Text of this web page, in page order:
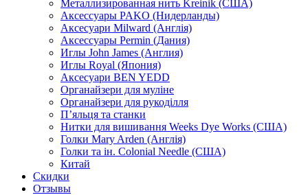
Металлизированная нить Kreinik (США)
Аксессуары PAKO (Нидерланды)
Аксесуари Milward (Англія)
Аксессуары Permin (Дания)
Иглы John James (Англия)
Иглы Royal (Япония)
Аксесуари BEN YEDD
Органайзери для муліне
Органайзери для рукоділля
П’яльця та станки
Нитки для вишивання Weeks Dye Works (США)
Голки Mary Arden (Англія)
Голки та ін. Colonial Needle (США)
Китай
Скидки
Отзывы